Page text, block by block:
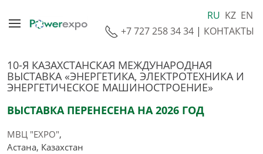
RU KZ EN
+7 727 258 34 34 | КОНТАКТЫ
10-Я КАЗАХСТАНСКАЯ МЕЖДУНАРОДНАЯ
ВЫСТАВКА «ЭНЕРГЕТИКА, ЭЛЕКТРОТЕХНИКА И
ЭНЕРГЕТИЧЕСКОЕ МАШИНОСТРОЕНИЕ»
ВЫСТАВКА ПЕРЕНЕСЕНА НА 2026 ГОД
МВЦ "EXPO",
Астана, Казахстан